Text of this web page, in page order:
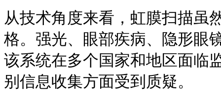
从技术角度来看，虹膜扫描虽
格。强光、眼部疾病、隐形眼
该系统在多个国家和地区面临
别信息收集方面受到质疑。